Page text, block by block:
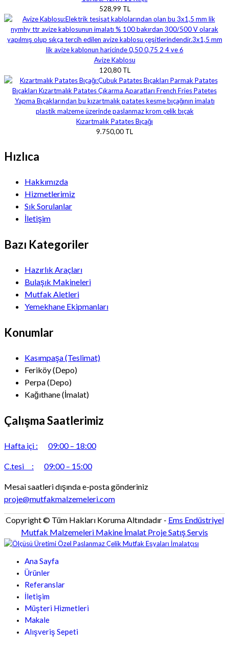
528,99 TL
Avize Kablosu
120,80 TL
Kızartmalık Patates Bıçağı
9.750,00 TL
Hızlıca
Hakkımızda
Hizmetlerimiz
Sık Sorulanlar
İletişim
Bazı Kategoriler
Hazırlık Araçları
Bulaşık Makineleri
Mutfak Aletleri
Yemekhane Ekipmanları
Konumlar
Kasımpaşa (Teslimat)
Feriköy (Depo)
Perpa (Depo)
Kağıthane (İmalat)
Çalışma Saatlerimiz
Hafta içi : 09:00 – 18:00
C.tesi : 09:00 – 15:00
Mesai saatleri dışında e-posta gönderiniz
proje@mutfakmalzemeleri.com
Copyright © Tüm Hakları Koruma Altındadır - Ems Endüstriyel
Mutfak Malzemeleri Makine İmalat Proje Satış Servis
Ana Sayfa
Ürünler
Referanslar
İletişim
Müşteri Hizmetleri
Makale
Alışveriş Sepeti